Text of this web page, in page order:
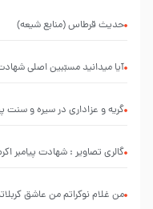
حدیث قرطاس (منابع شیعه)
آیا میدانید مسبّبین اصلی
گریه و عزاداری در سیره و سنت
گالری تصاویر : شهادت پیامبر